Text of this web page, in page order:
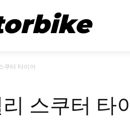
쿠터 타이어
스쿠터 타